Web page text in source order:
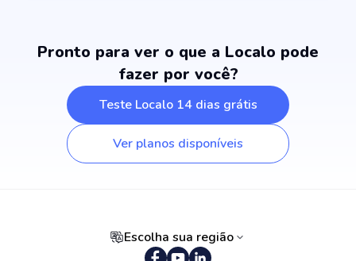
Pronto para ver o que a Localo pode
fazer por você?
Teste Localo 14 dias grátis
Ver planos disponíveis
Escolha sua região